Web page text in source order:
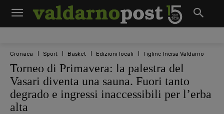
Cronaca Sport Basket Edizioni locali Figline Incisa Valdarno
Torneo di Primavera: la palestra del
Vasari diventa una sauna. Fuori tanto
degrado e ingressi inaccessibili per l’erba
alta